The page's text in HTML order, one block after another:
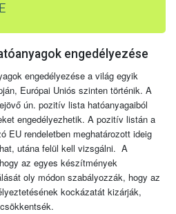
engedélyezése
engedélyezése a világ egyik
Európai Uniós szinten történik. A
ún. pozitív lista hatóanyagaiból
engedélyezhetik. A pozitív listán a
EU rendeletben meghatározott ideig
utána felül kell vizsgálni. A
az egyes készítmények
oly módon szabályozzák, hogy az
kockázatát kizárják,